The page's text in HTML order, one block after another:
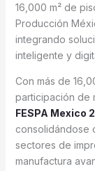
16,000 m² de
Producción
integrando
inteligente y
Con más de
participación de
FESPA Mexico
consolidándose
sectores de
manufactura